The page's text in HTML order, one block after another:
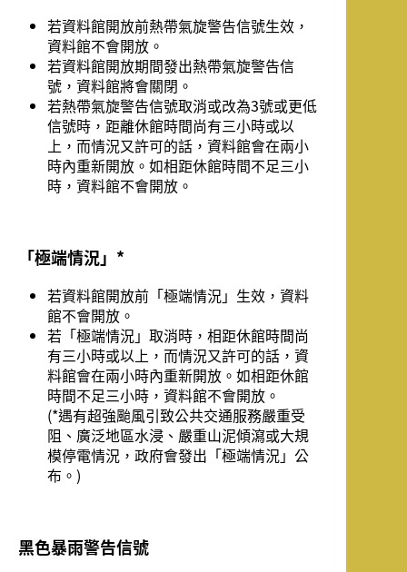
若資料館開放前熱帶氣旋警告信號生效，
資料館不會開放。
若資料館開放期間發出熱帶氣旋警告信
號，資料館將會關閉。
若熱帶氣旋警告信號取消或改為3號或更低
信號時，距離休館時間尚有三小時或以
上，而情況又許可的話，資料館會在兩小
時內重新開放。如相距休館時間不足三小
時，資料館不會開放。
「極端情況」*
若資料館開放前「極端情況」生效，資料
館不會開放。
若「極端情況」取消時，相距休館時間尚
有三小時或以上，而情況又許可的話，資
料館會在兩小時內重新開放。如相距休館
時間不足三小時，資料館不會開放。
(*遇有超強颱風引致公共交通服務嚴重受
阻、廣泛地區水浸、嚴重山泥傾瀉或大規
模停電情況，政府會發出「極端情況」公
布。)
黑色暴雨警告信號